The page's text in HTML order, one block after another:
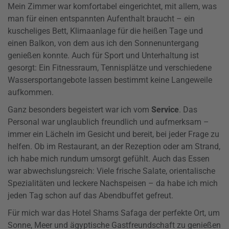
Mein Zimmer war komfortabel eingerichtet, mit allem, was
man für einen entspannten Aufenthalt braucht – ein
kuscheliges Bett, Klimaanlage für die heißen Tage und
einen Balkon, von dem aus ich den Sonnenuntergang
genießen konnte. Auch für Sport und Unterhaltung ist
gesorgt: Ein Fitnessraum, Tennisplätze und verschiedene
Wassersportangebote lassen bestimmt keine Langeweile
aufkommen.
Ganz besonders begeistert war ich vom Service. Das
Personal war unglaublich freundlich und aufmerksam –
immer ein Lächeln im Gesicht und bereit, bei jeder Frage zu
helfen. Ob im Restaurant, an der Rezeption oder am Strand,
ich habe mich rundum umsorgt gefühlt. Auch das Essen
war abwechslungsreich: Viele frische Salate, orientalische
Spezialitäten und leckere Nachspeisen – da habe ich mich
jeden Tag schon auf das Abendbuffet gefreut.
Für mich war das Hotel Shams Safaga der perfekte Ort, um
Sonne, Meer und ägyptische Gastfreundschaft zu genießen